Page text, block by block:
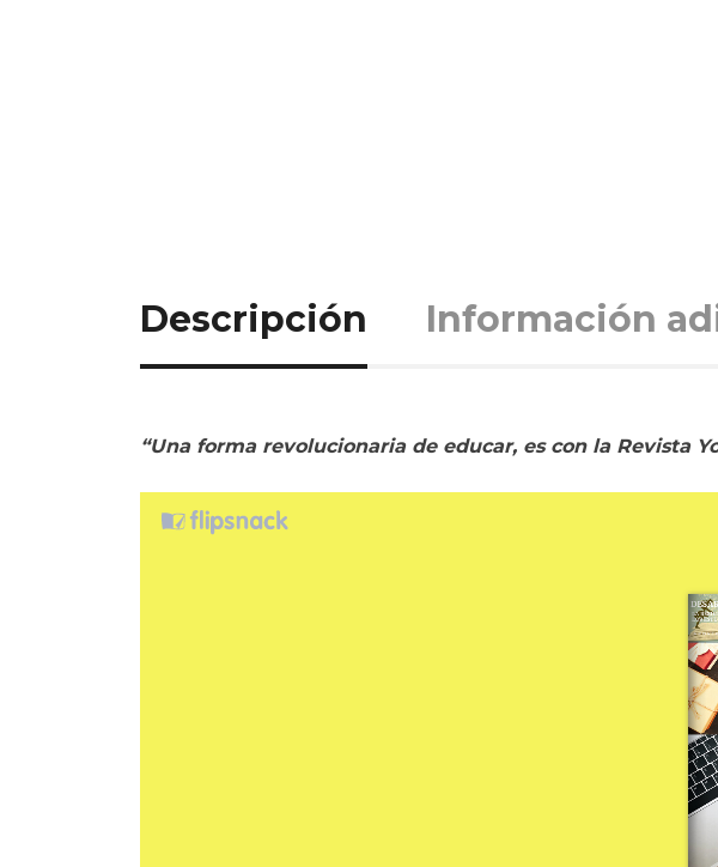
Descripción Información
“Una forma revolucionaria de educar, es con la Revista